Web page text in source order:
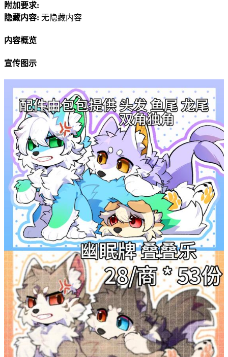
附加要求:
隐藏内容: 无隐藏内容
内容概览
宣传图示